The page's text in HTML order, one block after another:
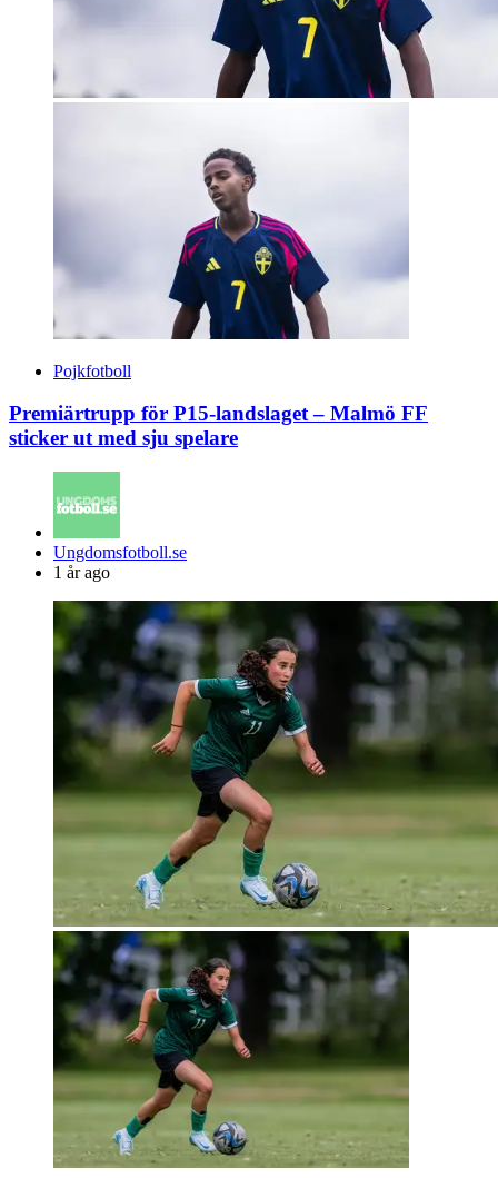
Pojkfotboll
Premiärtrupp för P15-landslaget – Malmö FF
sticker ut med sju spelare
Posted
by
Ungdomsfotboll.se
1 år ago